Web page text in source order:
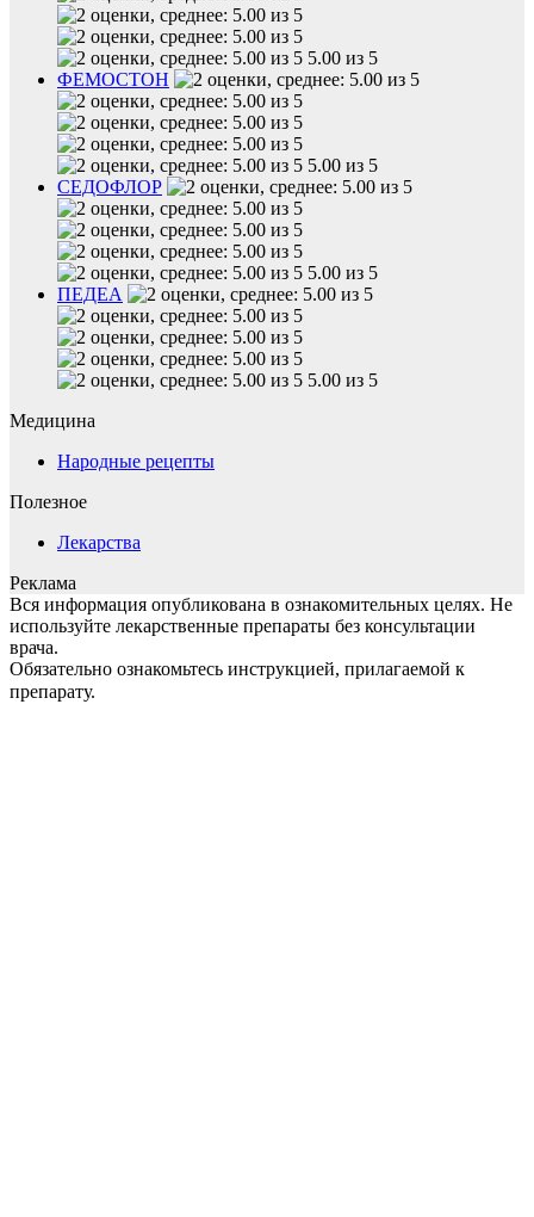
5.00 из 5
ФЕМОСТОН
5.00 из 5
СЕДОФЛОР
5.00 из 5
ПЕДЕА
5.00 из 5
Медицина
Народные рецепты
Полезное
Лекарства
Реклама
Вся информация опубликована в ознакомительных целях. Не
используйте лекарственные препараты без консультации
врача.
Обязательно ознакомьтесь инструкцией, прилагаемой к
препарату.